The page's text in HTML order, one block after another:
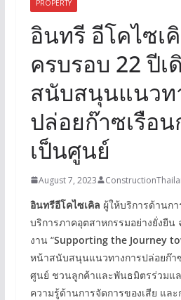
PROPERTY
อินทรี อีโคไซเ
ครบรอบ 22 ปี
สนับสนุนแนวท
ปล่อยก๊าซเรือ
เป็นศูนย์
August 7, 2023
อินทรีอีโคไซเคิล ผู้ให้บริการด้านก
บริการภาคอุตสาหกรรมอย่างยั่งยืน
งาน “Supporting the Journey
หน้าสนับสนุนแนวทางการปล่อยก๊า
ศูนย์ ชวนลูกค้าและพันธมิตรร่วมแ
ความรู้ด้านการจัดการของเสีย แล